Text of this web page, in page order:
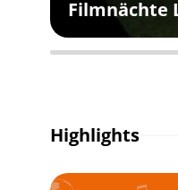
Filmnächte
Highlights